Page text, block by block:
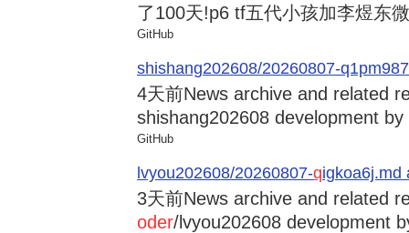
了100天!p6 tf五代小孩加李煜东
GitHub
shishang202608/20260807-q1pm987
4天前News archive and related
shishang202608 development
GitHub
lvyou202608/20260807-qigkoa6j.md
3天前News archive and related
oder/lvyou202608 development